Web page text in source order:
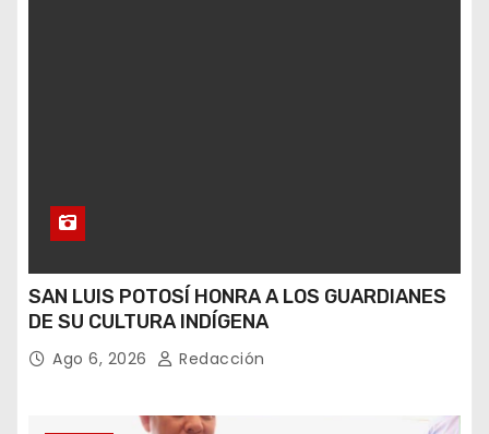
SAN LUIS POTOSÍ HONRA A LOS GUARDIANES
DE SU CULTURA INDÍGENA
Ago 6, 2026 Redacción